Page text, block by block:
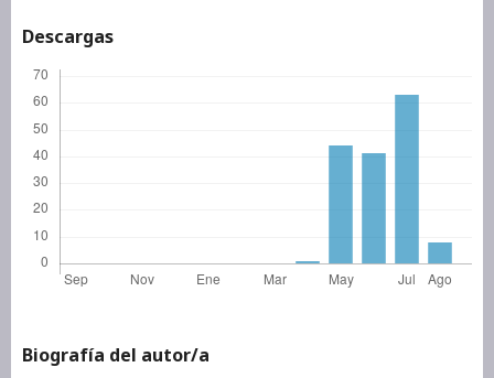
Descargas
Biografía del autor/a